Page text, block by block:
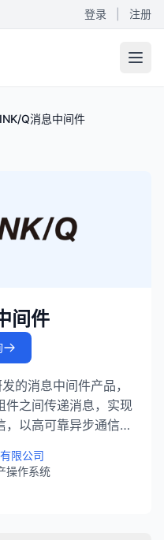
登录 注册
Q消息中间件
间件
的消息中间件产品，
件之间传递消息，实现
以高可靠异步通信能
限公司
操作系统